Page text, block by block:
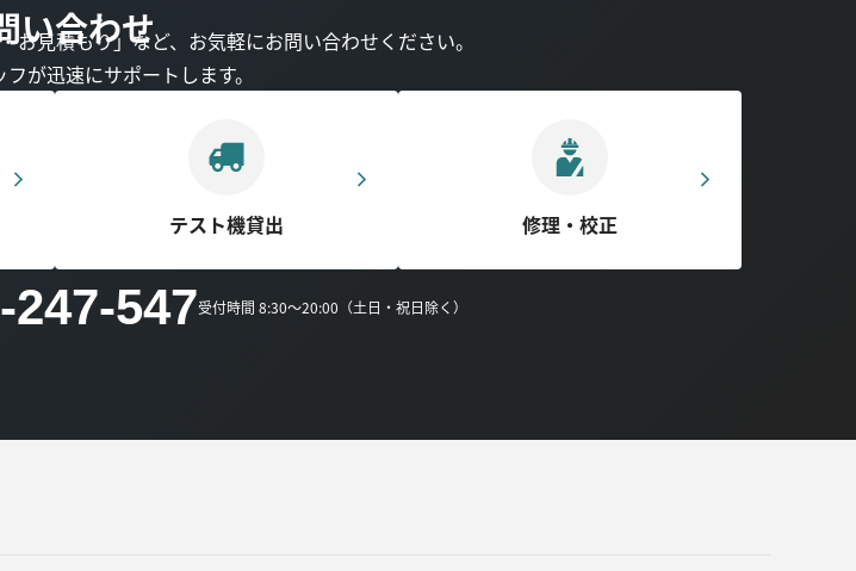
い合わせ
お見積もり」など、お気軽にお問い合わせください。
が迅速にサポートします。
テスト機貸出 修理・校正
247-547受付時間 8:30～20:00（土日・祝日除く）